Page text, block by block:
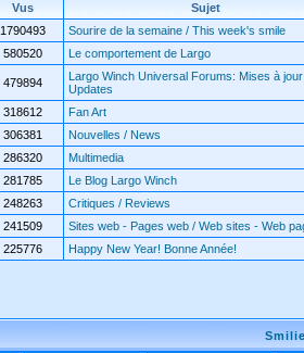
Vus
Sujet
1790493
Sourire de la semaine / This week's smile
580520 Le comportement de Largo
479894
Largo Winch Universal Forums: Mises à
Updates
318612
Fan Art
306381
Nouvelles / News
286320
Multimedia
281785
Le Blog Largo Winch
248263
Critiques / Reviews
241509
Sites web - Pages web / Web sites - Web
225776 Happy New Year! Bonne Année!